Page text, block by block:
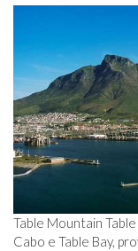
Table Mountain
Cabo e Table Bay,